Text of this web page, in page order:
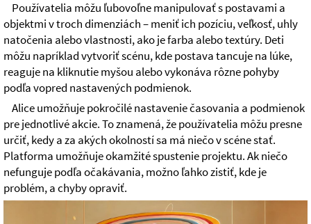
Používatelia môžu ľubovoľne manipulovať s postavami a
objektmi v troch dimenziách – meniť ich pozíciu, veľkosť, uhly
natočenia alebo vlastnosti, ako je farba alebo textúry. Deti
môžu napríklad vytvoriť scénu, kde postava tancuje na lúke,
reaguje na kliknutie myšou alebo vykonáva rôzne pohyby
podľa vopred nastavených podmienok.
Alice umožňuje pokročilé nastavenie časovania a podmienok
pre jednotlivé akcie. To znamená, že používatelia môžu presne
určiť, kedy a za akých okolností sa má niečo v scéne stať.
Platforma umožňuje okamžité spustenie projektu. Ak niečo
nefunguje podľa očakávania, možno ľahko zistiť, kde je
problém, a chyby opraviť.